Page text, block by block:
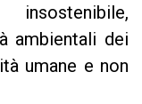
ambientali dei
umane e non